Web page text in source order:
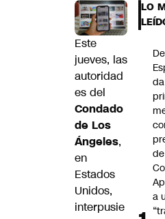
Este
jueves, las
autoridad
es del
Condado
de Los
Ángeles,
en
Estados
Unidos,
interpusie
LO
de
a